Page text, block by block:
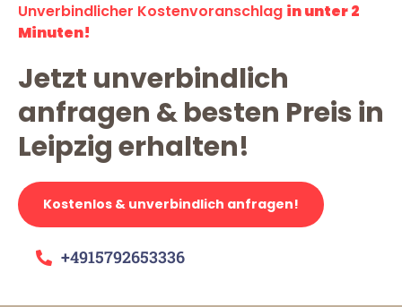
Unverbindlicher Kostenvoranschlag in unter 2
Minuten!
Jetzt unverbindlich
anfragen & besten Preis in
Leipzig erhalten!
Kostenlos & unverbindlich anfragen!
+4915792653336